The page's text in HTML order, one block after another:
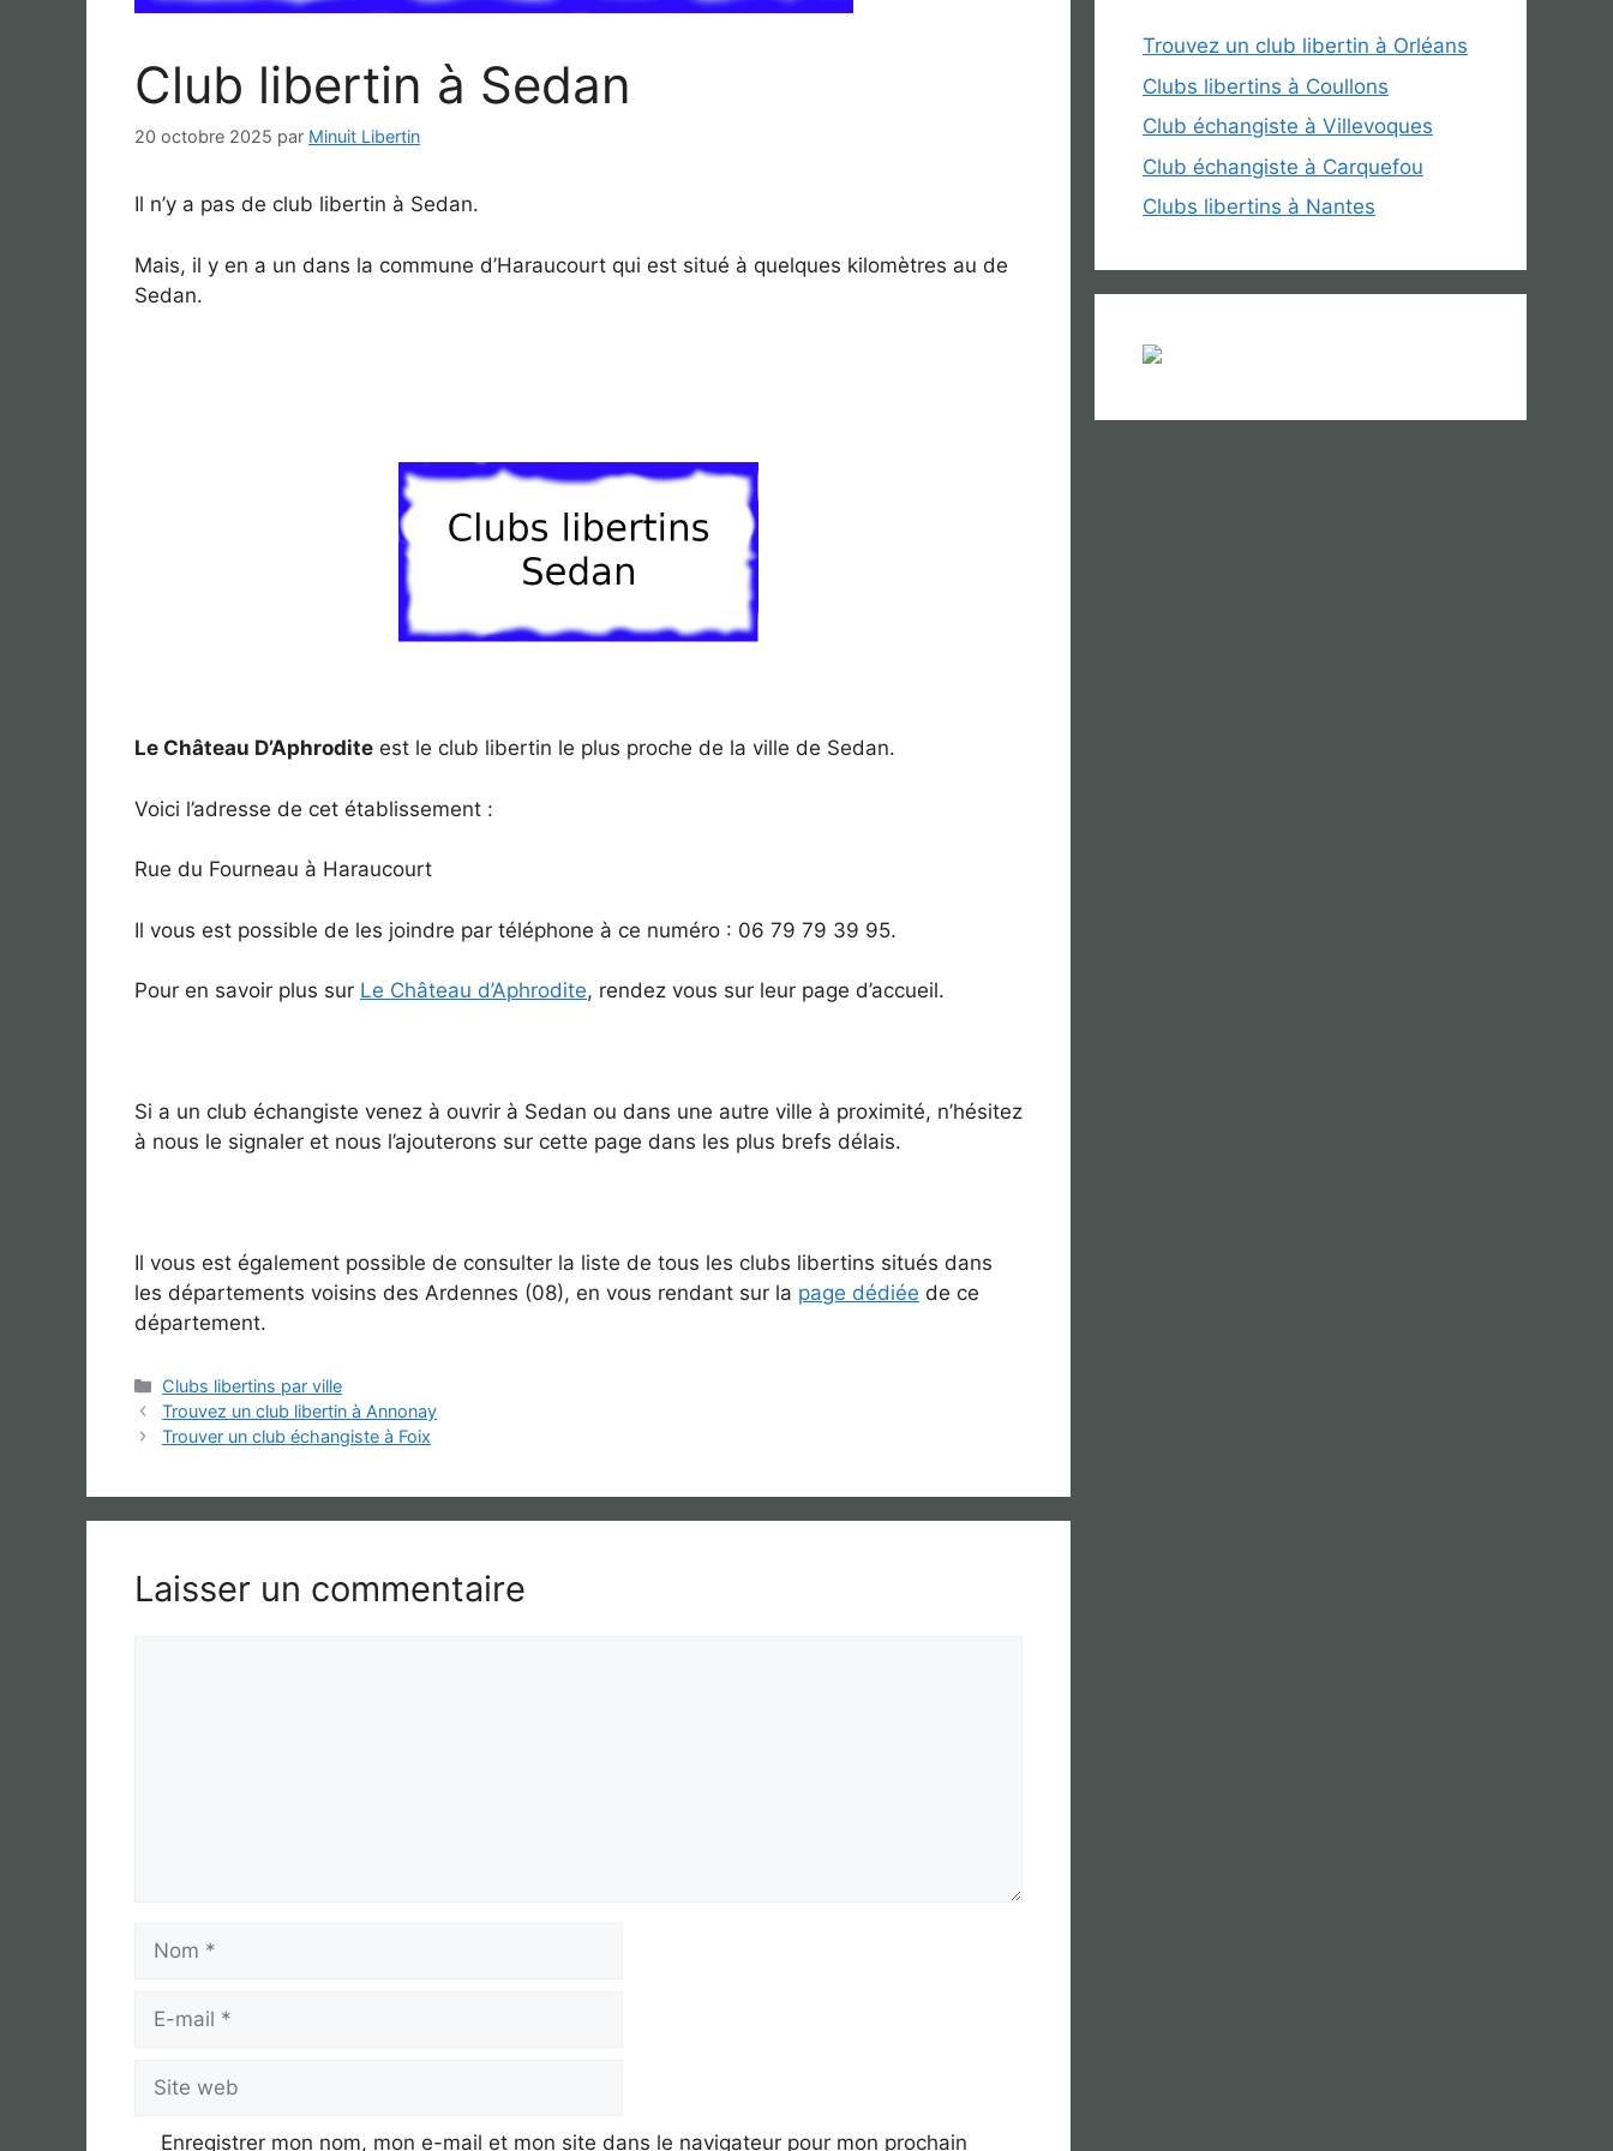
Club libertin à Sedan
20 octobre 2025 par Minuit Libertin
Il n’y a pas de club libertin à Sedan.
Mais, il y en a un dans la commune d’Haraucourt qui est situé à quelques kilomètres au de
Sedan.
Le Château D’Aphrodite est le club libertin le plus proche de la ville de Sedan.
Voici l’adresse de cet établissement :
Rue du Fourneau à Haraucourt
Il vous est possible de les joindre par téléphone à ce numéro : 06 79 79 39 95.
Pour en savoir plus sur Le Château d’Aphrodite, rendez vous sur leur page d’accueil.
Si a un club échangiste venez à ouvrir à Sedan ou dans une autre ville à proximité, n’hésitez
à nous le signaler et nous l’ajouterons sur cette page dans les plus brefs délais.
Il vous est également possible de consulter la liste de tous les clubs libertins situés dans
les départements voisins des Ardennes (08), en vous rendant sur la page dédiée de ce
département.
Catégories
Clubs libertins par ville
Trouvez un club libertin à Annonay
Trouver un club échangiste à Foix
Laisser un commentaire
Nom
Site
web
Enregistrer mon nom, mon e-mail et mon site dans le navigateur pour mon prochain
Trouvez un club libertin à Orléans
Clubs libertins à Coullons
Club échangiste à Villevoques
Club échangiste à Carquefou
Clubs libertins à Nantes